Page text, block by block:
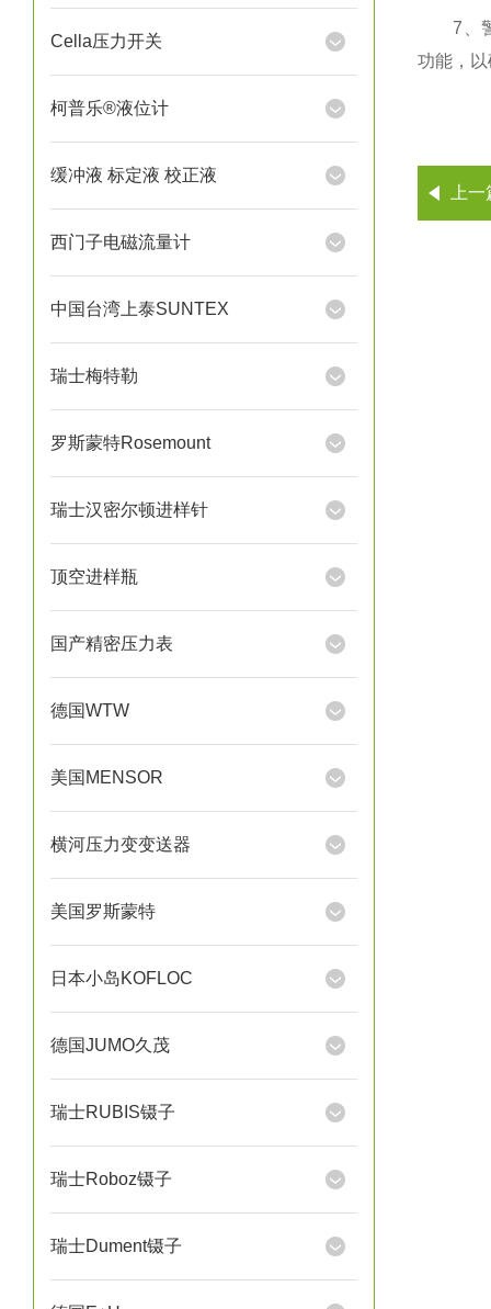
Cella压力开关
柯普乐®液位计
缓冲液 标定液 校正液
西门子电磁流量计
中国台湾上泰SUNTEX
瑞士梅特勒
罗斯蒙特Rosemount
瑞士汉密尔顿进样针
顶空进样瓶
国产精密压力表
德国WTW
美国MENSOR
横河压力变变送器
美国罗斯蒙特
日本小岛KOFLOC
德国JUMO久茂
瑞士RUBIS镊子
瑞士Roboz镊子
瑞士Dument镊子
7、警
功能，
上